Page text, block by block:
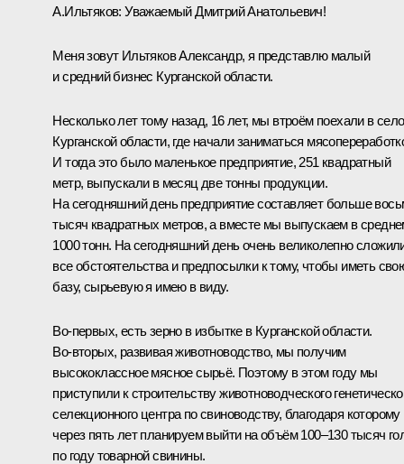
А.Ильтяков: Уважаемый Дмитрий Анатольевич!
Меня зовут Ильтяков Александр, я представлю малый
и средний бизнес Курганской области.
Несколько лет тому назад, 16 лет, мы втроём поехали в село
Курганской области, где начали заниматься
И тогда это было маленькое предприятие, 251 квадратный
метр, выпускали в месяц две тонны продукции.
На сегодняшний день предприятие составляет больше
тысяч квадратных метров, а вместе мы выпускаем в
1000 тонн. На сегодняшний день очень великолепно
все обстоятельства и предпосылки к тому, чтобы иметь
базу, сырьевую я имею в виду.
Во‑первых, есть зерно в избытке в Курганской области.
Во‑вторых, развивая животноводство, мы получим
высококлассное мясное сырьё. Поэтому в этом году мы
приступили к строительству животноводческого
селекционного центра по свиноводству, благодаря которому
через пять лет планируем выйти на объём 100–130 тысяч
по году товарной свинины.